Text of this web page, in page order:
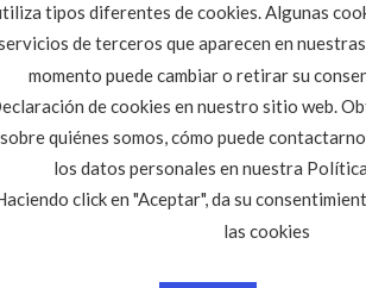
tipos diferentes de cookies. Algunas
de terceros que aparecen en
momento puede cambiar o retirar su
de cookies en nuestro sitio web.
sobre quiénes somos, cómo puede
los datos personales en nuestra
click en "Aceptar", da su
las cookies